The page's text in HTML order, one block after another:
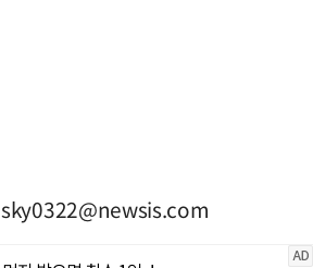
sky0322@newsis.com